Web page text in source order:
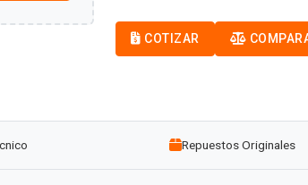
COTIZAR
Repuestos Originales